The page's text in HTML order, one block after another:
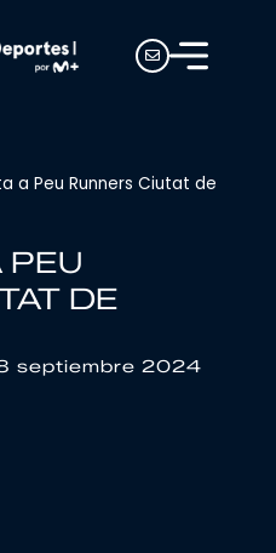
a Peu Runners Ciutat de
PEU
DE
septiembre 2024